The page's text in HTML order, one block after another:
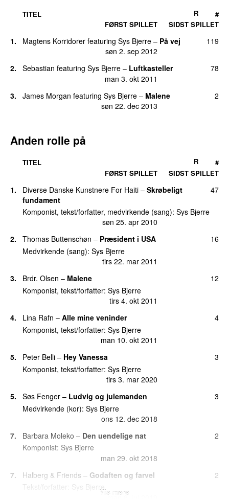
33
Krig og fest
Mamas Are Going Out
Rigtig forkert
søn 14. mar 2021
11
20.
Lad os lave noget smukt før vi dør
man 19. okt 2020
9
Befri Willy
tors 4. feb 2021
21.
Sommer sol og søndag
ons 22. aug 2012
7
Lille pige
tirs 27. apr 2010
25.
Electric Light
tirs 12. feb 2019
3
tirs 21. jun 2016
Kærlighed gør blind featuring Sebastian
Klisterbånd og kompromiser
søn 9. sep 2012
25.
Månens barn
man 26. nov 2018
3
Hestepige
lør 5. dec 2015
TITEL
FØRST SPILLET
SIDST SPILLET
R #
1. Magtens Korridorer featuring Sys Bjerre – På vej
søn 2. sep 2012
119
2. Sebastian featuring Sys Bjerre – Luftkasteller
man 3. okt 2011
78
3. James Morgan featuring Sys Bjerre – Malene
søn 22. dec 2013
2
Anden rolle på
TITEL
FØRST SPILLET
SIDST SPILLET
R #
1. Diverse Danske Kunstnere For Haiti – Skrøbeligt
fundament
søn 25. apr 2010
47
Komponist, tekst/forfatter, medvirkende (sang): Sys Bjerre
2. Thomas Buttenschøn – Præsident i USA
tirs 22. mar 2011
16
Medvirkende (sang): Sys Bjerre
3. Brdr. Olsen – Malene
tirs 4. okt 2011
12
Komponist, tekst/forfatter: Sys Bjerre
4. Lina Rafn – Alle mine veninder
man 10. okt 2011
4
Komponist, tekst/forfatter: Sys Bjerre
5. Peter Belli – Hey Vanessa
tirs 3. mar 2020
3
Komponist, tekst/forfatter: Sys Bjerre
5. Søs Fenger – Ludvig og julemanden
ons 12. dec 2018
3
Medvirkende (kor): Sys Bjerre
7. Barbara Moleko – Den uendelige nat
man 29. okt 2018
2
Komponist: Sys Bjerre
7. Halberg & Friends – Godaften og farvel
man 8. jul 2019
2
Tekst/forfatter:
Sys Bjerre
Vis mere